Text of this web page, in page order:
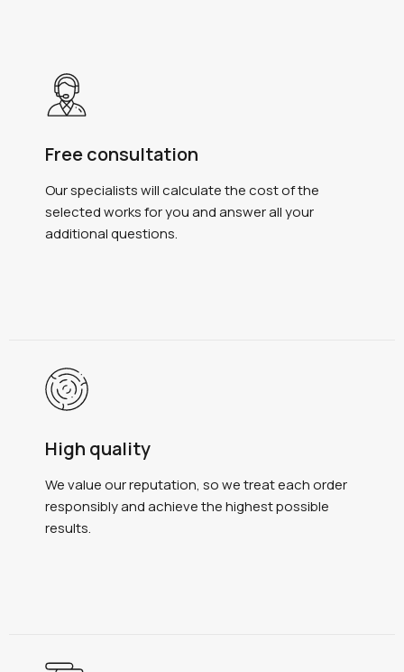
Free consultation
Our specialists will calculate the cost of the
selected works for you and answer all your
additional questions.
High quality
We value our reputation, so we treat each order
responsibly and achieve the highest possible
results.